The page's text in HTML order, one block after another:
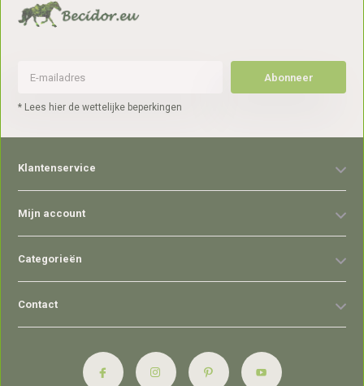
Abonneer
* Lees hier de wettelijke beperkingen
Klantenservice
Mijn account
Categorieën
Contact